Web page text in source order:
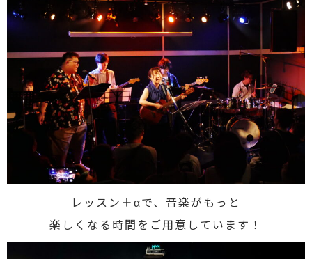
レッスン＋αで、音楽がもっと
楽しくなる時間をご用意しています！